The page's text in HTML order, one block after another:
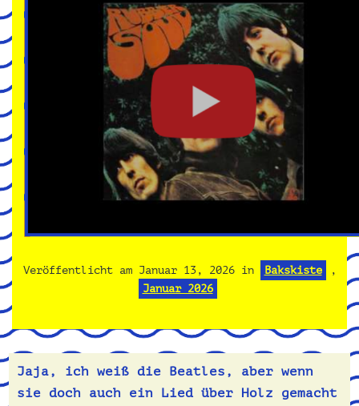
Veröffentlicht am Januar 13, 2026 in Bakskiste
,
Januar 2026
Jaja, ich weiß die Beatles, aber wenn
sie doch auch ein Lied über Holz gemacht